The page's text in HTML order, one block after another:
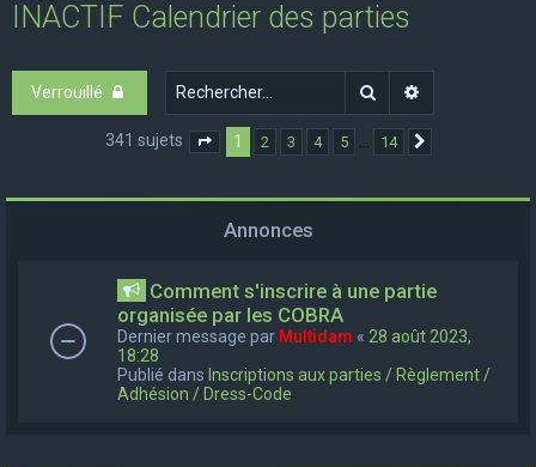
e
INACTIF Calendrier des parties
Verrouillé Rechercher
341 sujets Page sur14
1 2 3 4 5 … 14
Annonces
Comment s'inscrire à une partie
organisée par les COBRA
Dernier message par Multidam « 28 août 2023,
18:28
Publié dans Inscriptions aux parties / Règlement /
Adhésion / Dress-Code